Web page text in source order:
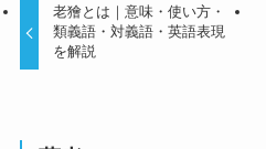
老獪とは｜意味・使い方・
類義語・対義語・英語表現
を解説